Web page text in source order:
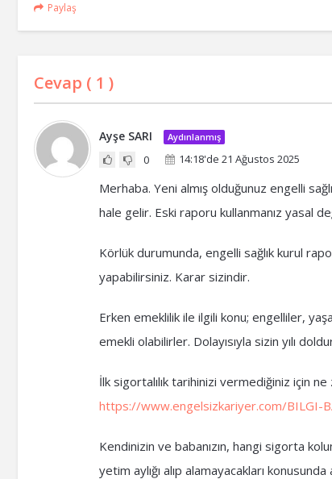
Paylaş
Cevap ( 1 )
Ayşe SARI Aydınlanmış
0 14:18'de 21 Ağustos 2025
Merhaba. Yeni almış olduğunuz engelli
hale gelir. Eski raporu kullanmanız yasal
Körlük durumunda, engelli sağlık kurul
yapabilirsiniz. Karar sizindir.
Erken emeklilik ile ilgili konu; engelliler,
emekli olabilirler. Dolayısıyla sizin yılı
İlk sigortalılık tarihinizi vermediğiniz için
https://www.engelsizkariyer.com/BILGI-
Kendinizin ve babanızın, hangi sigorta
yetim aylığı alıp alamayacakları konusunda